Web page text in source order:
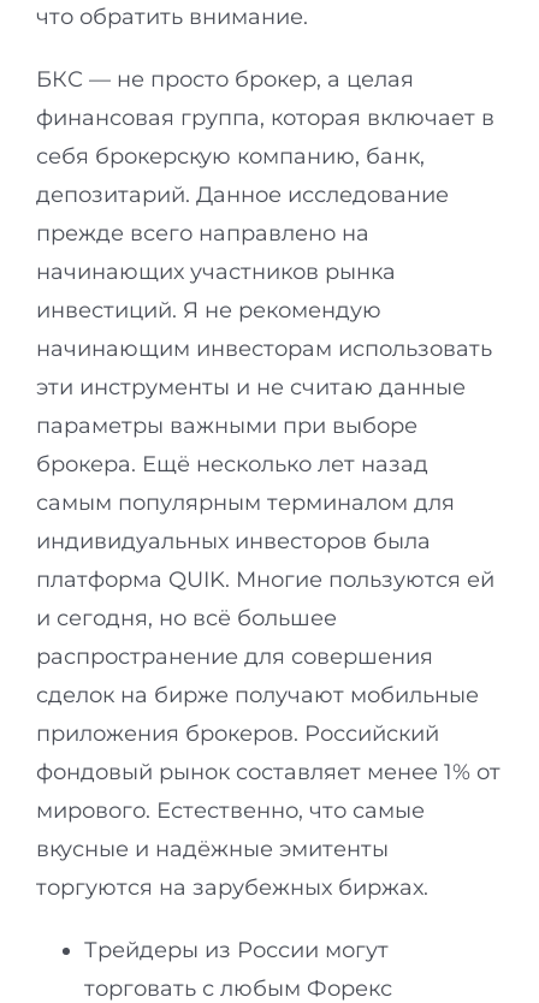
что обратить внимание.
БКС — не просто брокер, а целая
финансовая группа, которая включает в
себя брокерскую компанию, банк,
депозитарий. Данное исследование
прежде всего направлено на
начинающих участников рынка
инвестиций. Я не рекомендую
начинающим инвесторам использовать
эти инструменты и не считаю данные
параметры важными при выборе
брокера. Ещё несколько лет назад
самым популярным терминалом для
индивидуальных инвесторов была
платформа QUIK. Многие пользуются ей
и сегодня, но всё большее
распространение для совершения
сделок на бирже получают мобильные
приложения брокеров. Российский
фондовый рынок составляет менее 1% от
мирового. Естественно, что самые
вкусные и надёжные эмитенты
торгуются на зарубежных биржах.
Трейдеры из России могут
торговать с любым Форекс